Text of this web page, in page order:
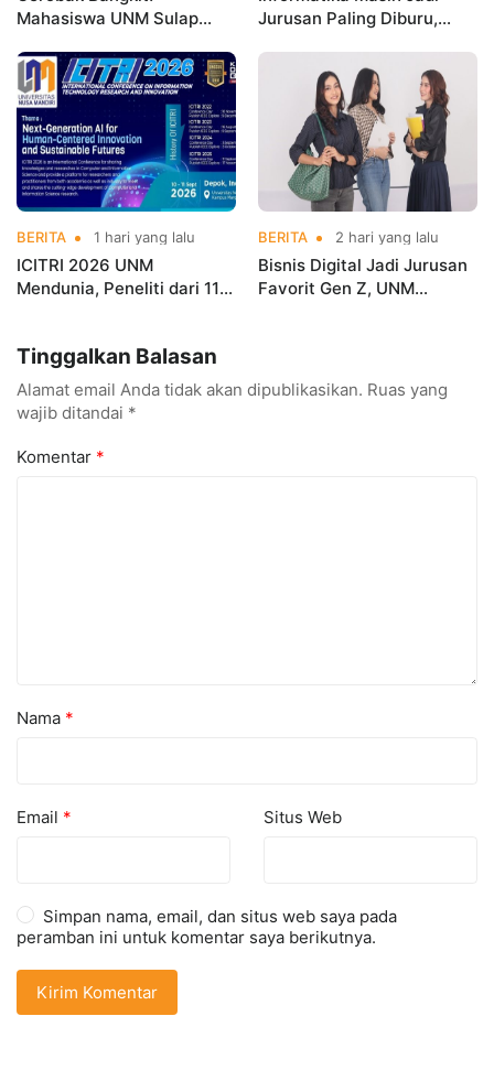
Mahasiswa UNM Sulap
Menarik dan Laris
Jurusan Paling Diburu,
hingga Cyber Security
BERITA 1 hari yang lalu
ICITRI 2026 UNM
Mendunia, Peneliti dari 11
BERITA 2 hari yang lalu
Bisnis Digital Jadi Jurusan
Favorit Gen Z, UNM
Tinggalkan Balasan
Alamat email Anda tidak akan dipublikasikan. Ruas yang
wajib ditandai *
Komentar *
Nama *
Email * Situs Web
Simpan nama, email, dan situs web saya pada
peramban ini untuk komentar saya berikutnya.